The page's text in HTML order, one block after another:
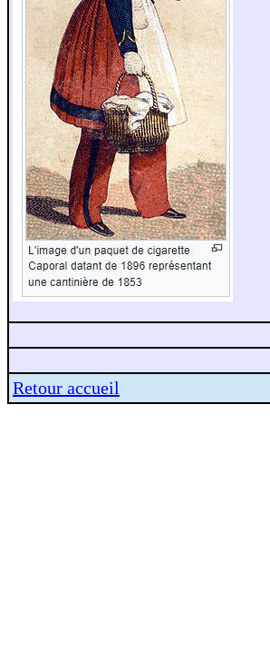
Retour accueil